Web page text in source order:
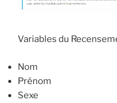
Variables du
Nom
Prénom
Sexe